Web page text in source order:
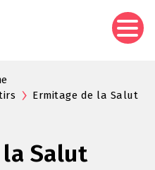
Ermitage de la Salut
Salut